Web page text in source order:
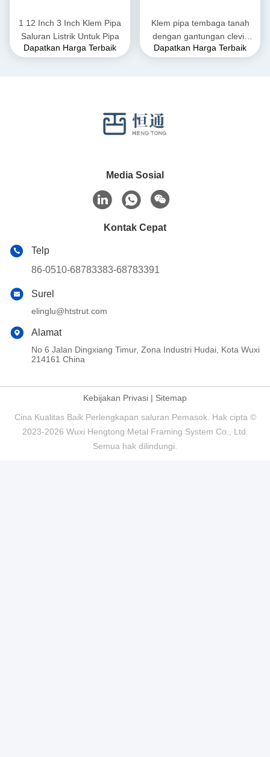
1 12 Inch 3 Inch Klem Pipa
Saluran Listrik Untuk Pipa
Dapatkan Harga Terbaik
Klem pipa tembaga tanah
dengan gantungan clevis
karet yang dapat
Dapatkan Harga Terbaik
Media Sosial
Kontak Cepat
Telp
86-0510-68783383-68783391
Surel
elinglu@htstrut.com
Alamat
No 6 Jalan Dingxiang Timur, Zona Industri Hudai, Kota Wuxi
214161 China
Kebijakan Privasi | Sitemap
Cina Kualitas Baik Perlengkapan saluran Pemasok. Hak cipta ©
2023-2026 Wuxi Hengtong Metal Framing System Co., Ltd.
Semua hak dilindungi.